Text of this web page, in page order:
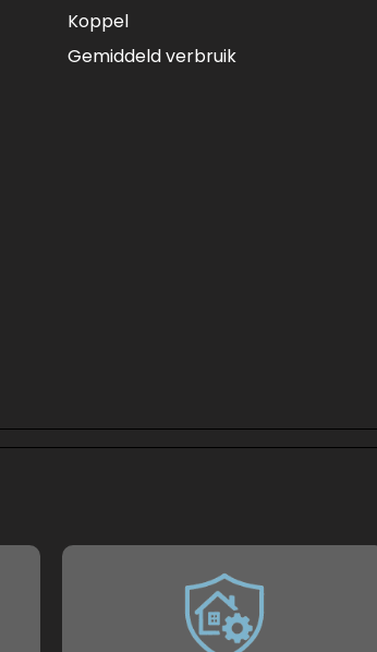
Koppel
Gemiddeld verbruik